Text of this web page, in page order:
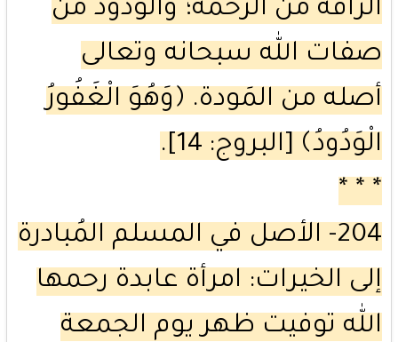
الرَّأفة من الرَّحمة؛ والودود من
صفات الله سبحانه وتعالى
أصله من المَودة. ﴿وَهُوَ الْغَفُورُ
الْوَدُودُ﴾ [البروج: 14].
* * *
204- الأصل في المسلم المُبادرة
إلى الخيرات: امرأة عابدة رحمها
الله توفيت ظهر يوم الجمعة